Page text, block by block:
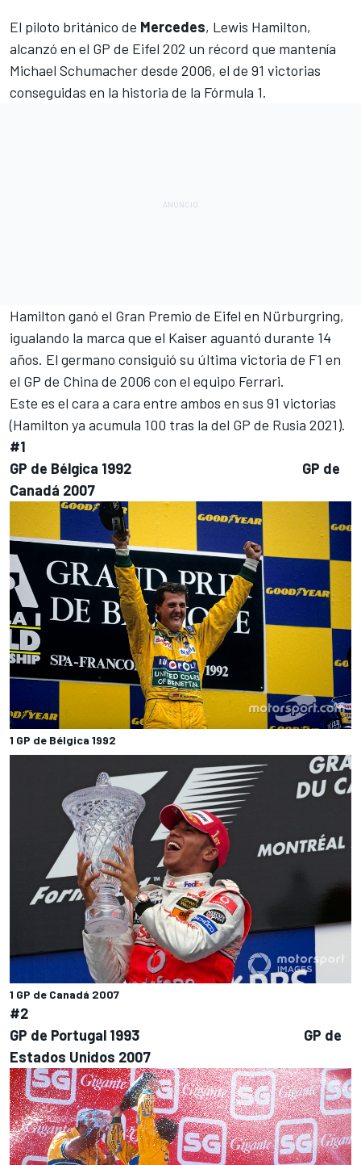
El piloto británico de Mercedes, Lewis Hamilton,
alcanzó en el GP de Eifel 202 un récord que mantenía
Michael Schumacher desde 2006, el de 91 victorias
conseguidas en la historia de la Fórmula 1.
Hamilton ganó el Gran Premio de Eifel en Nürburgring,
igualando la marca que el Kaiser aguantó durante 14
años. El germano consiguió su última victoria de F1 en
el GP de China de 2006 con el equipo Ferrari.
Este es el cara a cara entre ambos en sus 91 victorias
(Hamilton ya acumula 100 tras la del GP de Rusia 2021).
#1
GP de Bélgica 1992
GP de
Canadá 2007
1 GP de Bélgica 1992
1 GP de Canadá 2007
#2
GP de Portugal 1993
GP de
Estados Unidos 2007